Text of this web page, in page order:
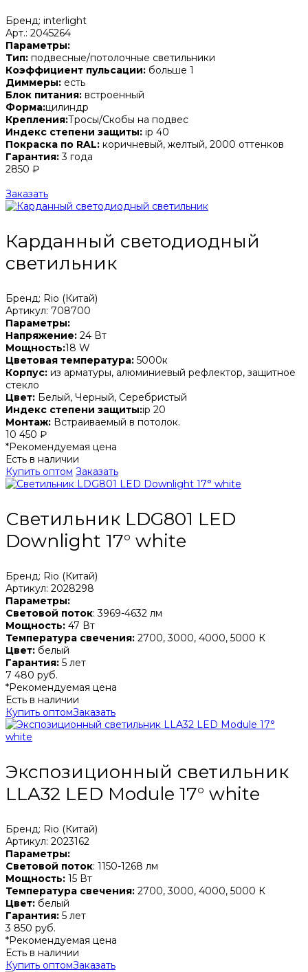
Бренд: interlight
Арт.: 2045264
Параметры:
Тип: подвесные/потолочные светильники
Коэффициент пульсации: больше 1
Диммеры: есть
Блок питания: встроенный
Форма:цилиндр
Крепления:Тросы/Скобы на подвес
Индекс степени защиты: ip 40
Покраска по RAL: коричневый, желтый, 2000 оттенков
Гарантия:3 года
2850 ₽
Заказать
Карданный светодиодный
светильник
Бренд: Rio (Китай)
Артикул: 708700
Параметры:
Напряжение: 24 Вт
Мощность:18 W
Цветовая температура: 5000к
Корпус: из арматуры, алюминиевый рефлектор, защитное
стекло
Цвет: Белый, Черный, Серебристый
Индекс степени защиты:ip 20
Монтаж: Встраиваемый в потолок.
10 450 ₽
*Рекомендуемая цена
Есть в наличии
Купить оптом Заказать
Светильник LDG801 LED
Downlight 17° white
Бренд: Rio (Китай)
Артикул: 2028298
Параметры:
Световой поток: 3969-4632 лм
Мощность: 47 Вт
Температура свечения: 2700, 3000, 4000, 5000 К
Цвет: белый
Гарантия: 5 лет
7 480 руб.
*Рекомендуемая цена
Есть в наличии
Купить оптомЗаказать
Экспозиционный светильник
LLA32 LED Module 17° white
Бренд: Rio (Китай)
Артикул: 2023162
Параметры:
Световой поток: 1150-1268 лм
Мощность: 15 Вт
Температура свечения: 2700, 3000, 4000, 5000 К
Цвет: белый
Гарантия: 5 лет
3 850 руб.
*Рекомендуемая цена
Есть в наличии
Купить оптомЗаказать